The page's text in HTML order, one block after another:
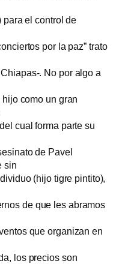
el control de
por la paz” trato
. No por algo a
como un gran
cual forma parte su
de Pavel
sin
(hijo tigre pintito),
de que les abramos
que organizan en
los precios son